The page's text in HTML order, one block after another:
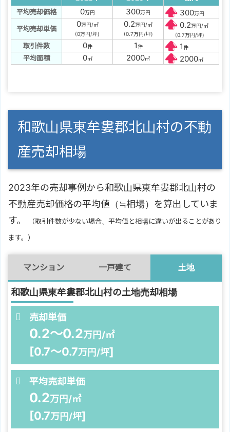
平均売却価格
0万円 300万円 300万円
平均売却単価 0万円/㎡
(0万円/坪)
0.2万円/㎡
(0.7万円/坪)
0.2万円/㎡
(0.7万円/坪)
取引件数 0件 1件 1件
平均面積 0㎡ 2000㎡ 2000㎡
和歌山県東牟婁郡北山村の不動
産売却相場
2023年の売却事例から和歌山県東牟婁郡北山村の
不動産売却価格の平均値（≒相場）を算出していま
す。
（取引件数が少ない場合、平均値と相場に違いが出ることがあり
ます。）
マンション 一戸建て 土地
和歌山県東牟婁郡北山村の土地売却相場
売却単価
0.2～0.2万円/㎡
[0.7～0.7万円/坪]
平均売却単価
0.2万円/㎡
[0.7万円/坪]